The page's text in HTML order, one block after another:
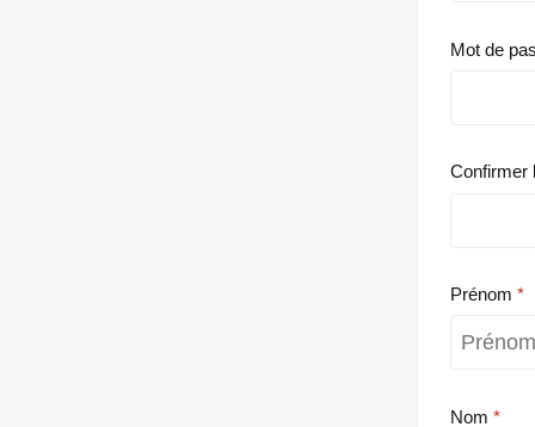
Mot de
Confirmer
Prénom
Nom